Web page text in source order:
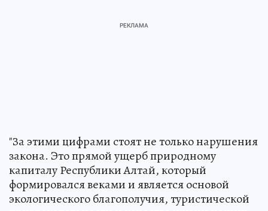
"За этими цифрами стоят не только нарушения
закона. Это прямой ущерб природному
капиталу Республики Алтай, который
формировался веками и является основой
экологического благополучия, туристической